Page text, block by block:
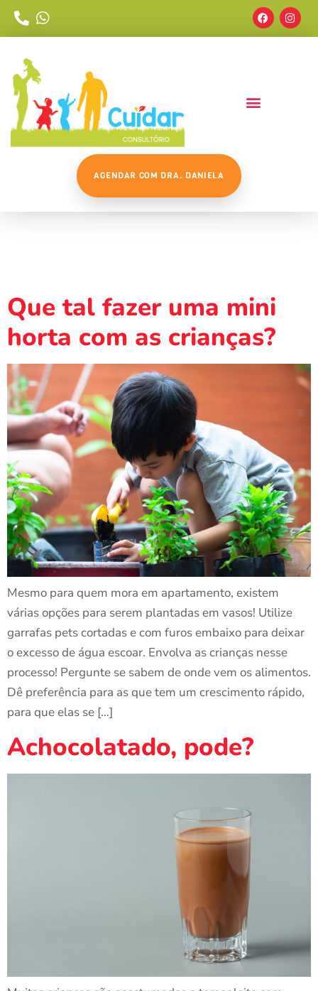
AGENDAR COM DRA. DANIELA
Que tal fazer uma mini
horta com as crianças?
Mesmo para quem mora em apartamento, existem
várias opções para serem plantadas em vasos! Utilize
garrafas pets cortadas e com furos embaixo para deixar
o excesso de água escoar. Envolva as crianças nesse
processo! Pergunte se sabem de onde vem os alimentos.
Dê preferência para as que tem um crescimento rápido,
para que elas se […]
Achocolatado, pode?